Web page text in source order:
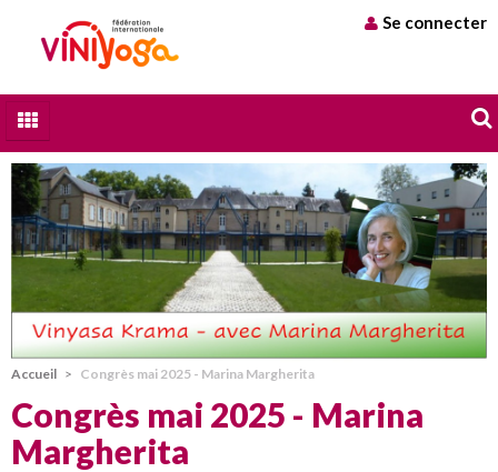
Se connecter
Qui sommes nous
A chacun son Yoga
Stages et formations
Trouver un professeur
Blog
Accueil > Congrès mai 2025 - Marina Margherita
Congrès mai 2025 - Marina
Margherita